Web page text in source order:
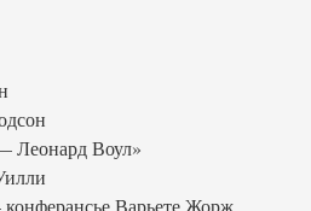
Леонард Воул»
Варьете Жорж